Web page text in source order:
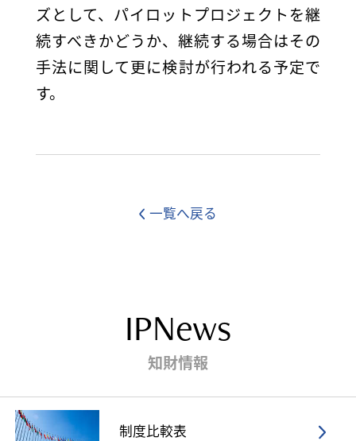
ズとして、パイロットプロジェクトを継
続すべきかどうか、継続する場合はその
手法に関して更に検討が行われる予定で
す。
一覧へ戻る
IPNews
知財情報
制度比較表